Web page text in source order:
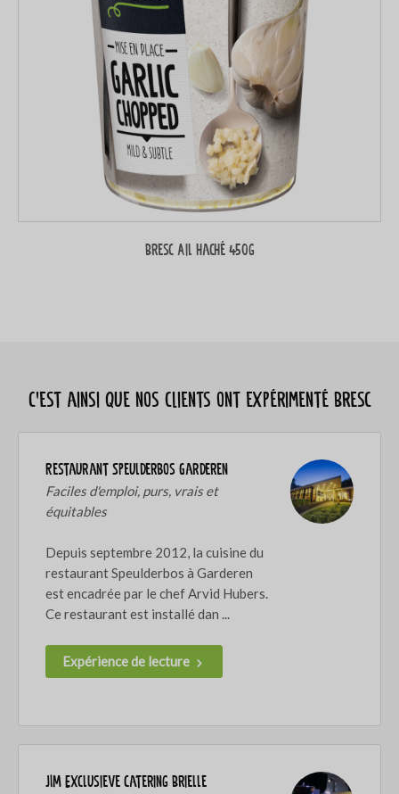
Bresc Ail haché 450g
C’est ainsi que nos clients ont expérimenté Bresc
Restaurant Speulderbos Garderen
Faciles d'emploi, purs, vrais et
équitables
Depuis septembre 2012, la cuisine du
restaurant Speulderbos à Garderen
est encadrée par le chef Arvid Hubers.
Ce restaurant est installé dan ...
Expérience de lecture
JIM Exclusieve Catering Brielle